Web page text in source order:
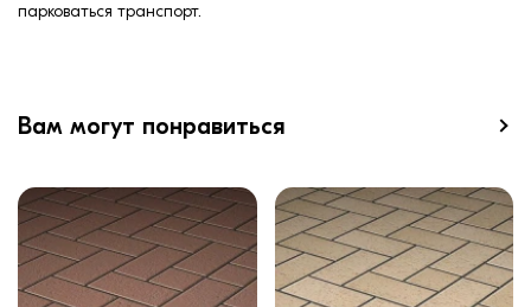
парковаться транспорт.
Вам могут понравиться